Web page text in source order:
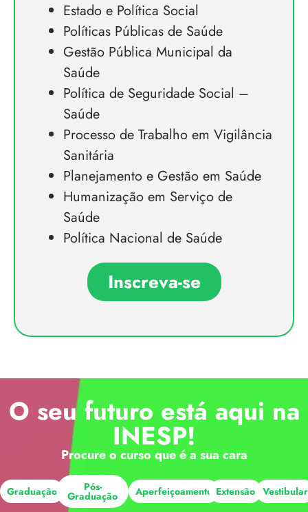
Estado e Política Social
Políticas Públicas de Saúde
Gestão Pública Municipal da
Saúde
Política de Seguridade Social –
Saúde
Processo de Trabalho em Vigilância
Sanitária
Planejamento e Gestão em Saúde
Humanização em Serviço de
Saúde
Política Nacional de Saúde
Inscreva-se
O seu futuro está aqui na
INESP!
Procure o curso que é a sua cara
Graduação Pós-
Graduação Aperfeiçoamento Extensão Vestibular